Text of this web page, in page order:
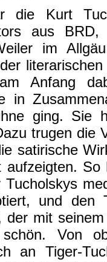
die Kurt
aus
im
Anfang
in
ging. Sie
trugen die
satirische
So
und den
mit seinem
Von
an Tiger-